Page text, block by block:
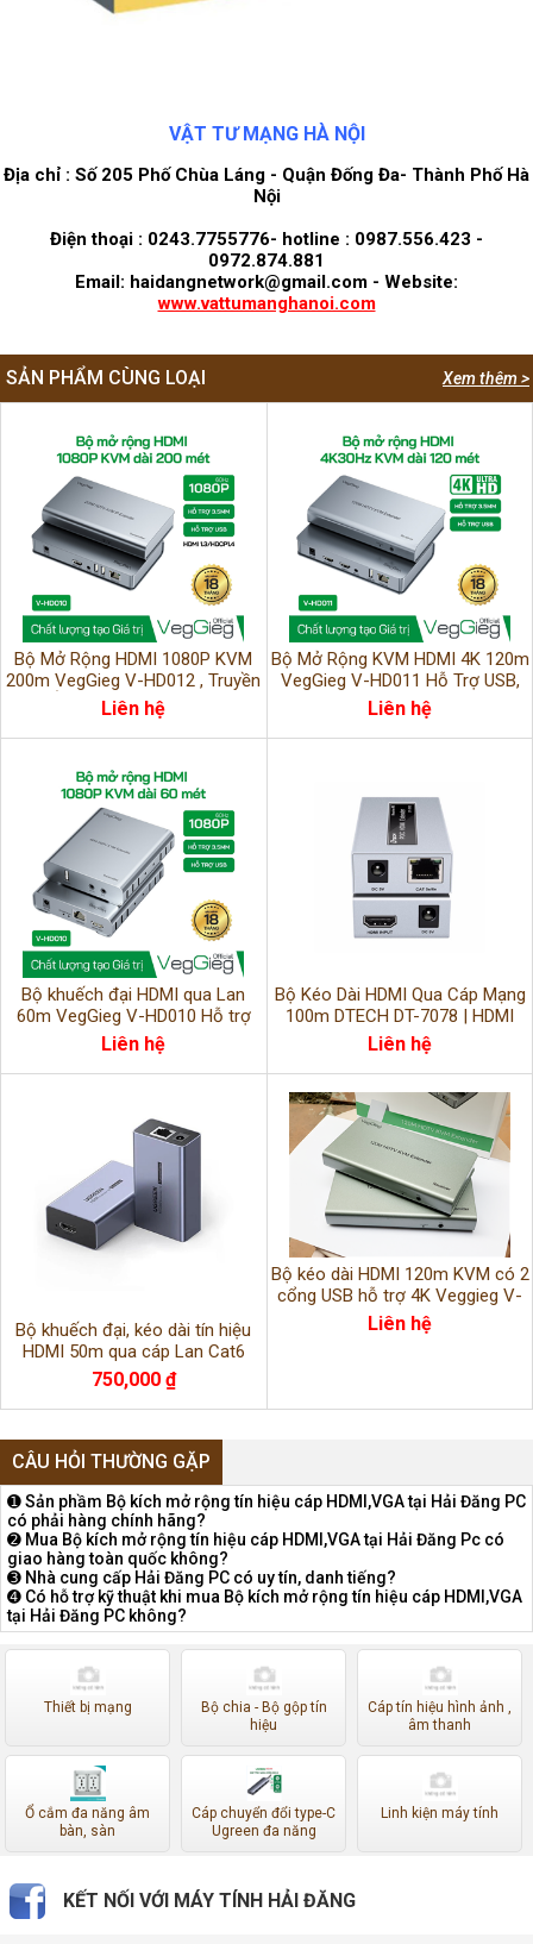
VẬT TƯ MẠNG HÀ NỘI
Địa chỉ : Số 205 Phố Chùa Láng - Quận Đống Đa- Thành Phố Hà
Nội
Điện thoại : 0243.7755776- hotline : 0987.556.423 -
0972.874.881
Email: haidangnetwork@gmail.com - Website:
www.vattumanghanoi.com
Xem thêm >
SẢN PHẨM CÙNG LOẠI
Bộ Mở Rộng HDMI 1080P KVM
200m VegGieg V-HD012 , Truyền
Hình Ảnh & USB Qua Cáp Mạng
Liên hệ
Bộ Mở Rộng KVM HDMI 4K 120m
VegGieg V-HD011 Hỗ Trợ USB,
Âm Thanh, Điều Khiển Từ Xa
Liên hệ
Bộ khuếch đại HDMI qua Lan
60m VegGieg V-HD010 Hỗ trợ
USB & Âm thanh, Full HD 1080P
Liên hệ
Bộ Kéo Dài HDMI Qua Cáp Mạng
100m DTECH DT-7078 | HDMI
Extender Có IR | Hỗ Trợ POC |
Liên hệ
Bộ khuếch đại, kéo dài tín hiệu
HDMI 50m qua cáp Lan Cat6
chính hãng Ugreen 90811EU
750,000 ₫
Bộ kéo dài HDMI 120m KVM có 2
cổng USB hỗ trợ 4K Veggieg V-
HD011
Liên hệ
CÂU HỎI THƯỜNG GẶP
➊ Sản phầm Bộ kích mở rộng tín hiệu cáp HDMI,VGA tại Hải Đăng PC
có phải hàng chính hãng?
➋ Mua Bộ kích mở rộng tín hiệu cáp HDMI,VGA tại Hải Đăng Pc có
giao hàng toàn quốc không?
➌ Nhà cung cấp Hải Đăng PC có uy tín, danh tiếng?
➍ Có hỗ trợ kỹ thuật khi mua Bộ kích mở rộng tín hiệu cáp HDMI,VGA
tại Hải Đăng PC không?
Thiết bị mạng
Bộ chia - Bộ gộp tín
hiệu
Cáp tín hiệu hình ảnh ,
âm thanh
Ổ cắm đa năng âm
bàn, sàn
Cáp chuyển đổi type-C
Ugreen đa năng
Linh kiện máy tính
KẾT NỐI VỚI MÁY TÍNH HẢI ĐĂNG